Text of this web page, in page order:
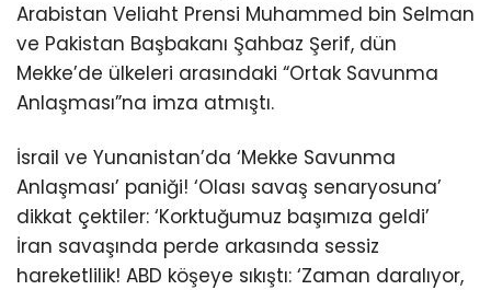
Arabistan Veliaht Prensi Muhammed bin Selman
ve Pakistan Başbakanı Şahbaz Şerif, dün
Mekke’de ülkeleri arasındaki “Ortak Savunma
Anlaşması”na imza atmıştı.
İsrail ve Yunanistan’da ‘Mekke Savunma
Anlaşması’ paniği! ‘Olası savaş senaryosuna’
dikkat çektiler: ‘Korktuğumuz başımıza geldi’
İran savaşında perde arkasında sessiz
hareketlilik! ABD köşeye sıkıştı: ‘Zaman daralıyor,